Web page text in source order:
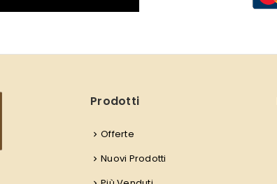
Prodotti
Offerte
Nuovi Prodotti